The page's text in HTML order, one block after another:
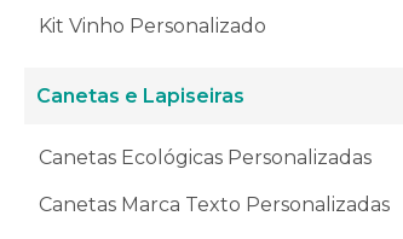
Kit Vinho Personalizado
Canetas e Lapiseiras
Canetas Ecológicas Personalizadas
Canetas Marca Texto Personalizadas